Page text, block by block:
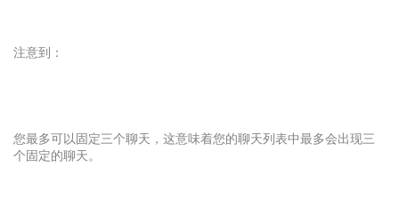
注意到：
您最多可以固定三个聊天，这意味着您的聊天列表中最多会出现三
个固定的聊天。